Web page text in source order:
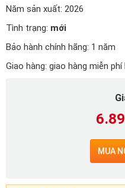
Năm sản xuất: 2026
Tình trạng: mới
Bảo hành chính hãng: 1 năm
Giao hàng: giao hàng miễn
MUA